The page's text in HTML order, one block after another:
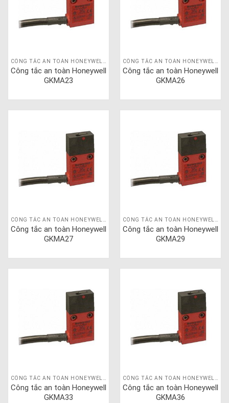
Công tắc an toàn Honeywell
GKMA23
Công tắc an toàn Honeywell
GKMA26
Công tắc an toàn Honeywell
GKMA27
Công tắc an toàn Honeywell
GKMA29
CÔNG TẮC AN TOÀN HONEYWELL GKM
Công tắc an toàn Honeywell
GKMA33
CÔNG TẮC AN TOÀN HONEYWELL GKM
Công tắc an toàn Honeywell
GKMA36